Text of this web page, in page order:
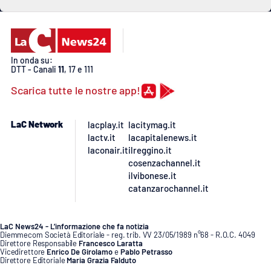
In onda su:
DTT - Canali 11, 17 e 111
Scarica tutte le nostre app!
LaC Network
lacplay.it
lactv.it
laconair.it
lacitymag.it
lacapitalenews.it
ilreggino.it
cosenzachannel.it
ilvibonese.it
catanzarochannel.it
LaC News24 - L’informazione che fa notizia
Diemmecom Società Editoriale - reg. trib. VV 23/05/1989 n°68 - R.O.C. 4049
Direttore Responsabile Francesco Laratta
Vicedirettore Enrico De GirolamoePablo Petrasso
Direttore Editoriale Maria Grazia Falduto